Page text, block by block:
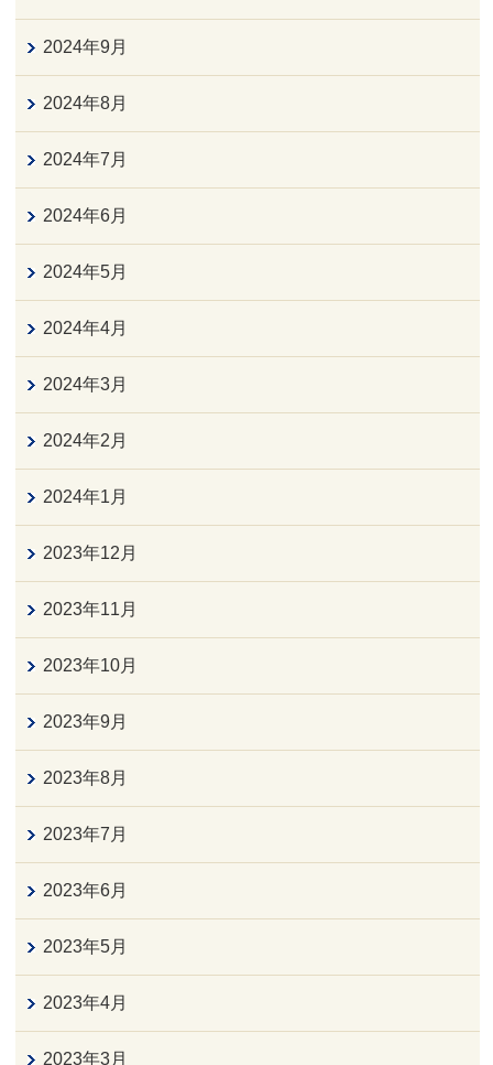
2024年9月
2024年8月
2024年7月
2024年6月
2024年5月
2024年4月
2024年3月
2024年2月
2024年1月
2023年12月
2023年11月
2023年10月
2023年9月
2023年8月
2023年7月
2023年6月
2023年5月
2023年4月
2023年3月